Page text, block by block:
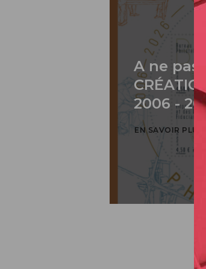
A ne pas
2006 -
EN SAVOIR PLUS